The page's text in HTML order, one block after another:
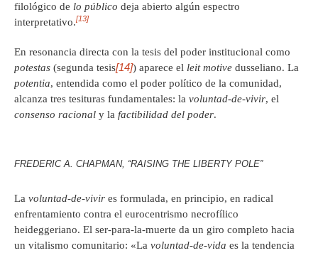
filológico de lo público deja abierto algún espectro
interpretativo.[13]
En resonancia directa con la tesis del poder institucional como
potestas (segunda tesis[14]) aparece el leit motive dusseliano. La
potentia, entendida como el poder político de la comunidad,
alcanza tres tesituras fundamentales: la voluntad-de-vivir, el
consenso racional y la factibilidad del poder.
FREDERIC A. CHAPMAN, “RAISING THE LIBERTY POLE”
La voluntad-de-vivir es formulada, en principio, en radical
enfrentamiento contra el eurocentrismo necrofílico
heideggeriano. El ser-para-la-muerte da un giro completo hacia
un vitalismo comunitario: «La voluntad-de-vida es la tendencia